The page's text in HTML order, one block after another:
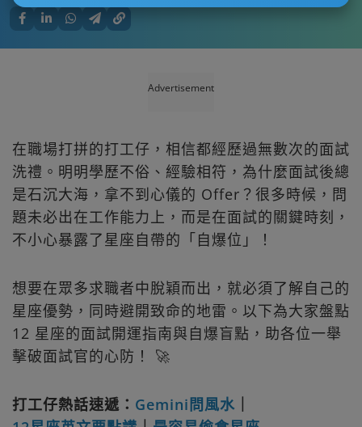
Advertisement
在職場打拼的打工仔，相信都經歷過無數次的面試
洗禮。明明學歷不俗、經驗相符，為什麼面試後總
是石沉大海，拿不到心儀的 Offer？很多時候，問
題未必出在工作能力上，而是在面試的關鍵時刻，
不小心暴露了星座自帶的「自爆位」！
想要在眾多求職者中脫穎而出，就必須了解自己的
星座優勢，同時避開致命的地雷。以下為大家盤點
12 星座的面試開運指南與自爆盲點，助各位一舉
擊破面試官的心防！ 🚀
打工仔熱話速遞： Gemini問風水